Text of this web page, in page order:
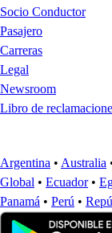
Socio Conductor
Pasajero
Carreras
Legal
Newsroom
Libro de
Argentina • Australia
Global • Ecuador•
Panamá • Perú •